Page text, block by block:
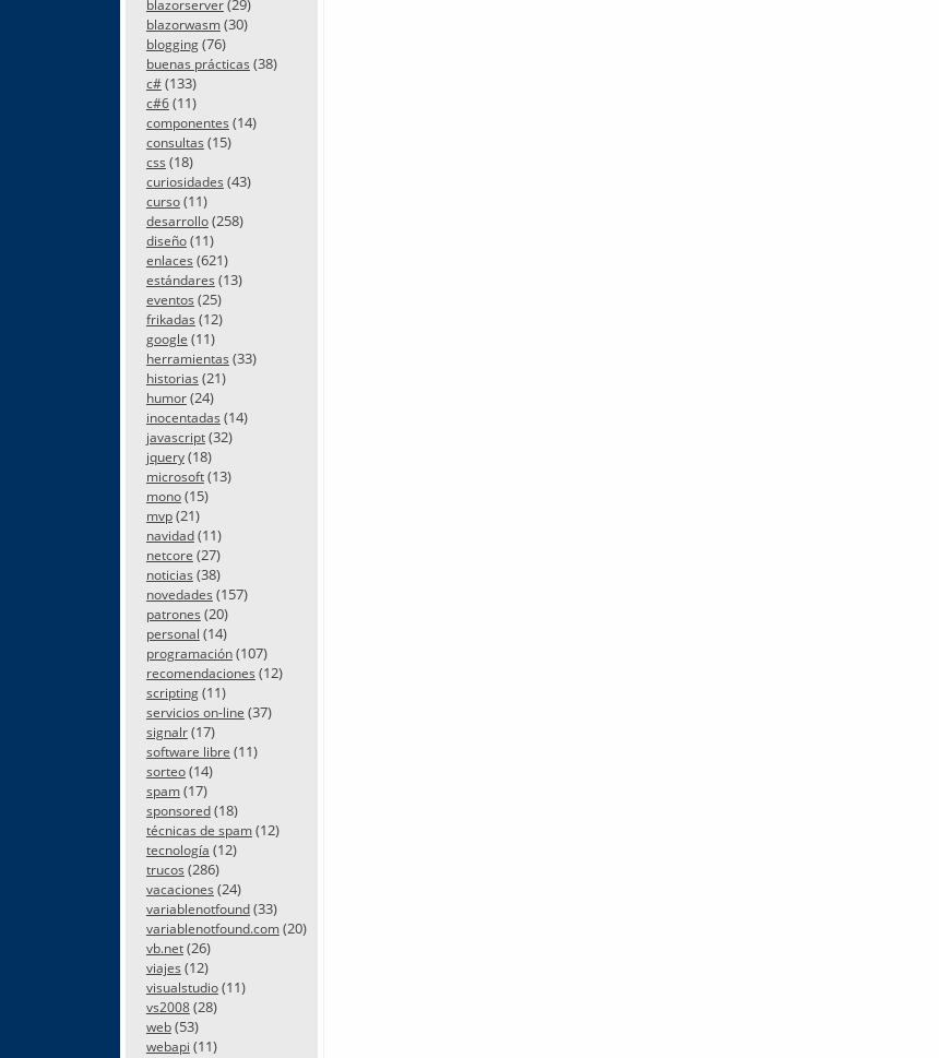
blazorserver(29)
blazorwasm(30)
blogging(76)
buenas prácticas (38)
c#(133)
c#6(11)
componentes (14)
consultas (15)
css (18)
curiosidades (43)
curso(11)
desarrollo(258)
diseño(11)
enlaces (621)
estándares (13)
eventos (25)
frikadas (12)
google (11)
herramientas (33)
historias (21)
humor(24)
inocentadas (14)
javascript(32)
jquery(18)
microsoft(13)
mono(15)
mvp(21)
navidad(11)
netcore (27)
noticias (38)
novedades (157)
patrones (20)
personal (14)
programación(107)
recomendaciones (12)
scripting(11)
servicios on-line (37)
signalr(17)
software libre (11)
sorteo(14)
spam(17)
sponsored(18)
técnicas de spam(12)
tecnología (12)
trucos (286)
vacaciones (24)
variablenotfound(33)
variablenotfound.com(20)
vb.net(26)
viajes (12)
visualstudio(11)
vs2008(28)
web(53)
webapi (11)